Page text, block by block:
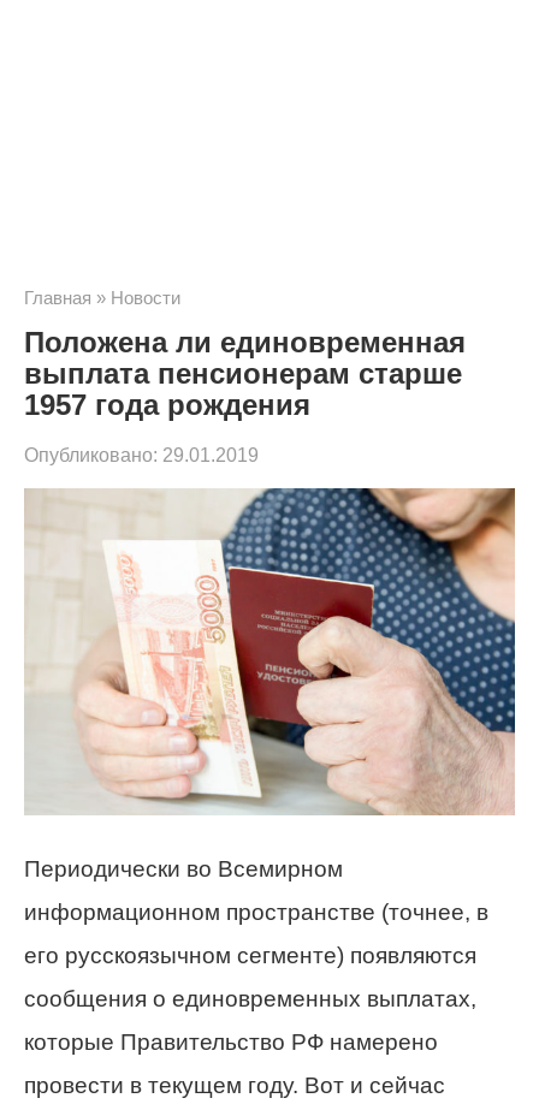
Главная » Новости
Положена ли единовременная
выплата пенсионерам старше
1957 года рождения
Опубликовано: 29.01.2019
Периодически во Всемирном
информационном пространстве (точнее, в
его русскоязычном сегменте) появляются
сообщения о единовременных выплатах,
которые Правительство РФ намерено
провести в текущем году. Вот и сейчас